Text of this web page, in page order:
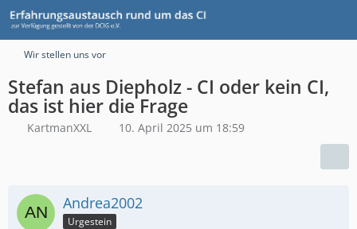
Wir stellen uns vor
Stefan aus Diepholz - CI oder kein CI,
das ist hier die Frage
KartmanXXL 10. April 2025 um 18:59
Andrea2002
Urgestein